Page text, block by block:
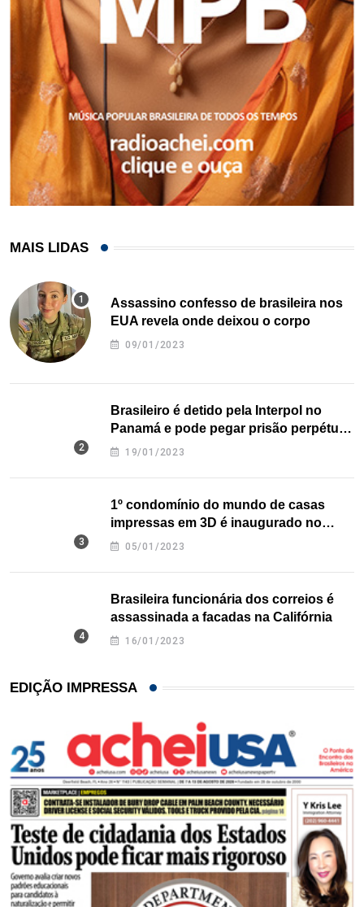
MAIS LIDAS
Assassino confesso de brasileira nos
EUA revela onde deixou o corpo
09/01/2023
Brasileiro é detido pela Interpol no
Panamá e pode pegar prisão perpétua
nos EUA
19/01/2023
1º condomínio do mundo de casas
impressas em 3D é inaugurado no
Texas
05/01/2023
Brasileira funcionária dos correios é
assassinada a facadas na Califórnia
16/01/2023
EDIÇÃO IMPRESSA